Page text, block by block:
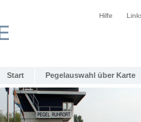
Hilfe
Start Pegelauswahl über Karte